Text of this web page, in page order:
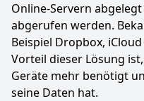
Online-Servern
abgerufen werden.
Beispiel Dropbox,
Vorteil dieser Lösung
Geräte mehr benötigt
seine Daten hat.